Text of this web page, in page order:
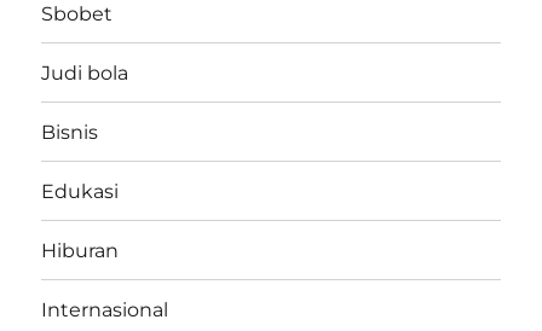
Sbobet
Judi bola
Bisnis
Edukasi
Hiburan
Internasional